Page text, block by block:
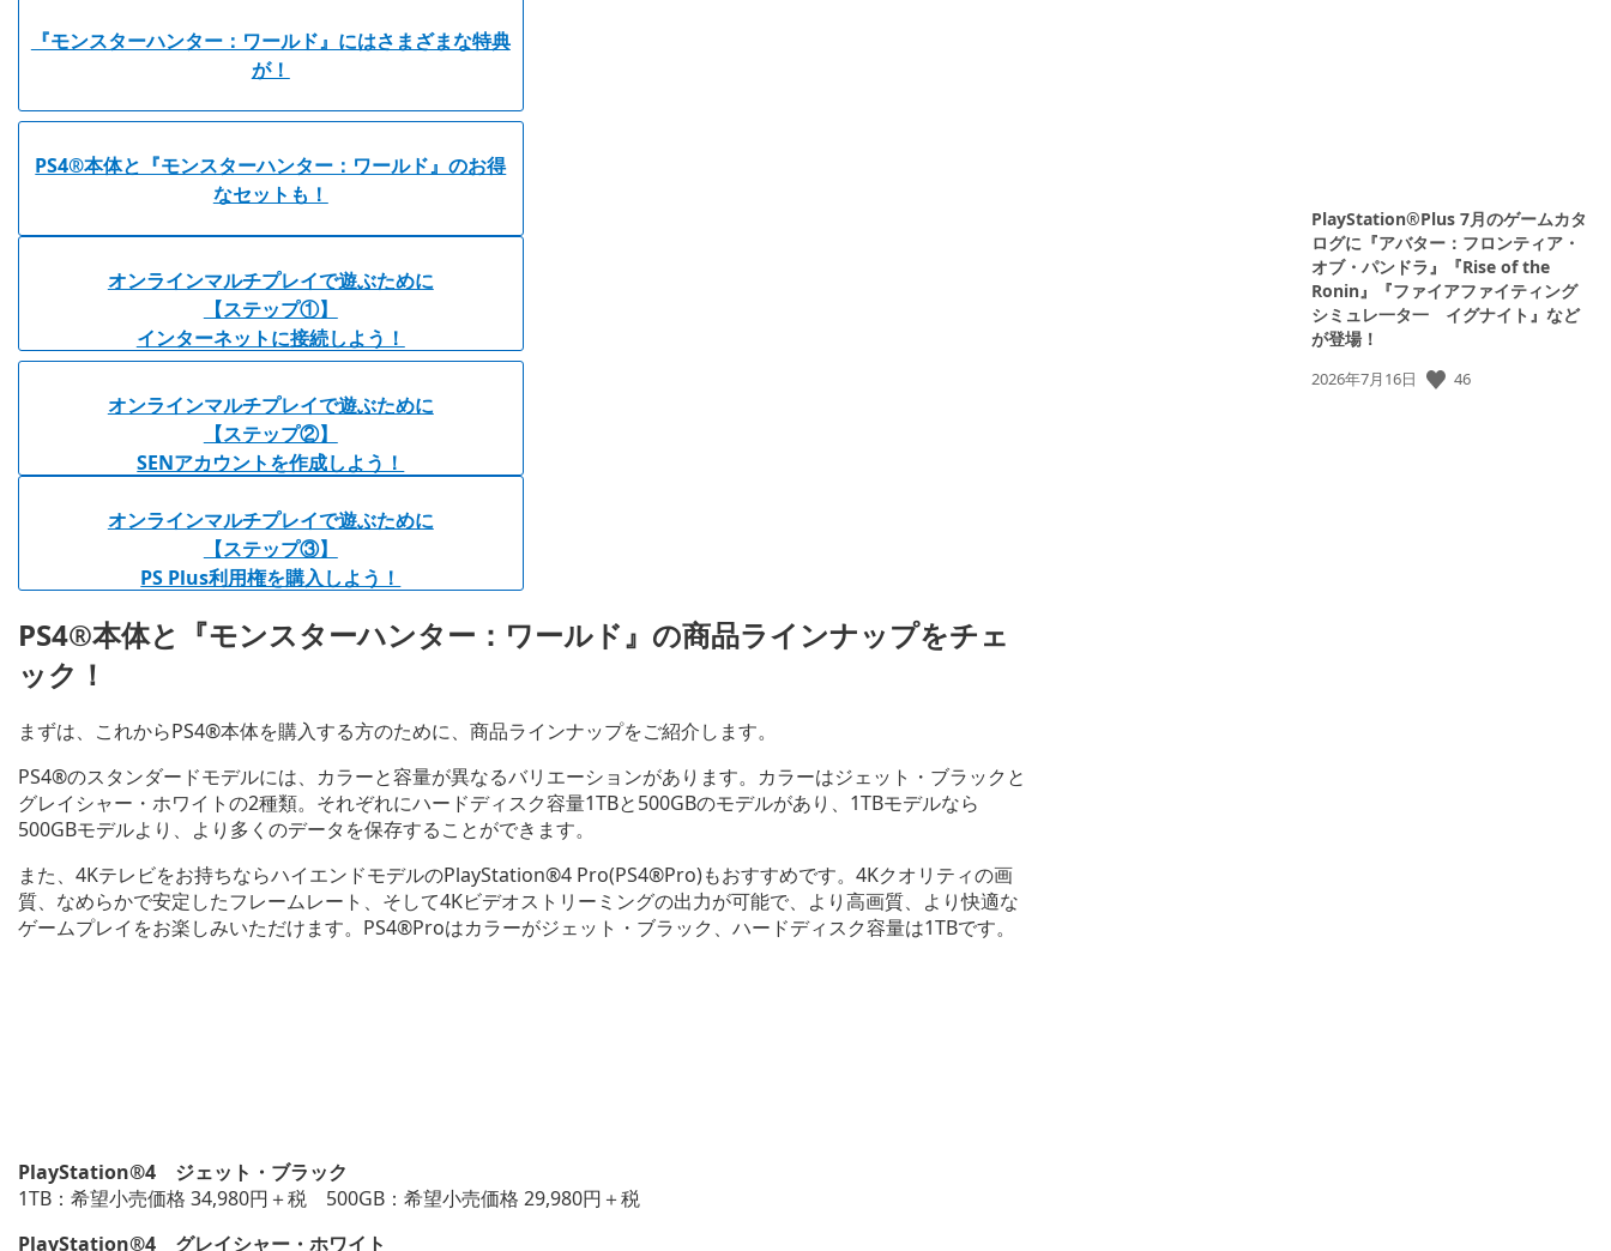
『モンスターハンター：ワールド』にはさまざまな特典
が！
PS4®本体と『モンスターハンター：ワールド』のお得
なセットも！
オンラインマルチプレイで遊ぶために
【ステップ①】
インターネットに接続しよう！
オンラインマルチプレイで遊ぶために
【ステップ②】
SENアカウントを作成しよう！
オンラインマルチプレイで遊ぶために
【ステップ③】
PS Plus利用権を購入しよう！
PS4®本体と『モンスターハンター：ワールド』の商品ラインナップをチェ
ック！
まずは、これからPS4®本体を購入する方のために、商品ラインナップをご紹介します。
PS4®のスタンダードモデルには、カラーと容量が異なるバリエーションがあります。カラーはジェット・ブラックと
グレイシャー・ホワイトの2種類。それぞれにハードディスク容量1TBと500GBのモデルがあり、1TBモデルなら
500GBモデルより、より多くのデータを保存することができます。
また、4Kテレビをお持ちならハイエンドモデルのPlayStation®4 Pro(PS4®Pro)もおすすめです。4Kクオリティの画
質、なめらかで安定したフレームレート、そして4Kビデオストリーミングの出力が可能で、より高画質、より快適な
ゲームプレイをお楽しみいただけます。PS4®Proはカラーがジェット・ブラック、ハードディスク容量は1TBです。
PlayStation®4 ジェット・ブラック
1TB：希望小売価格 34,980円＋税 500GB：希望小売価格 29,980円＋税
PlayStation®4 グレイシャー・ホワイト
PlayStation®Plus 7月のゲームカタ
ログに『アバター：フロンティア・
オブ・パンドラ』『Rise of the
Ronin』『ファイアファイティング
シミュレ一タ一 イグナイト』など
が登場！
公
2026年7月16日 46